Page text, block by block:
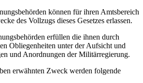
können für ihren Amtsbereich
des Vollzugs dieses Gesetzes erlassen.
erfüllen die ihnen durch
Obliegenheiten unter der Aufsicht und
und Anordnungen der Militärregierung.
erwähnten Zweck werden folgende